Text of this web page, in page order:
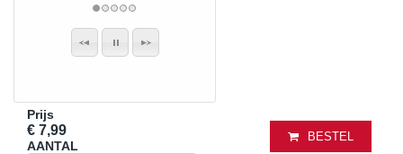
Prijs
€ 7,99
AANTAL
BESTEL